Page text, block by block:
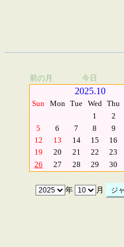
前の月 今日
2025.10
Sun Mon Tue Wed Thu
1
2
5
6 7 8 9
12
13 14 15 16
19
20 21 22 23
26
27 28 29 30
年 月